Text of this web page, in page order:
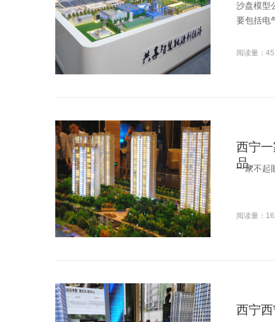
沙盘模型
要包括电
阅读量：
西宁
品。
一家不起
阅读量：
西宁